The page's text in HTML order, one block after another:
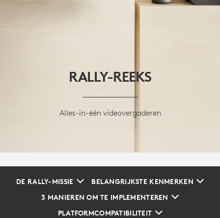
RALLY-REEKS
Alles-in-één videovergaderen
DE RALLY-MISSIE
BELANGRIJKSTE KENMERKEN
3 MANIEREN OM TE IMPLEMENTEREN
PLATFORMCOMPATIBILITEIT